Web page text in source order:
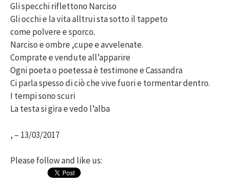
Gli specchi riflettono Narciso
Gli occhi e la vita alltrui sta sotto il tappeto
come polvere e sporco.
Narciso e ombre ,cupe e avvelenate.
Comprate e vendute all’apparire
Ogni poeta o poetessa è testimone e Cassandra
Ci parla spesso di ciò che vive fuori e tormentar dentro.
I tempi sono scuri
La testa si gira e vedo l’alba
, – 13/03/2017
Please follow and like us: